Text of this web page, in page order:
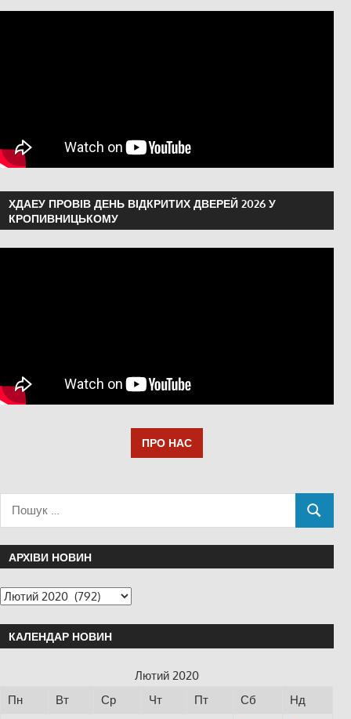
ХДАЕУ ПРОВІВ ДЕНЬ ВІДКРИТИХ ДВЕРЕЙ 2026 У
КРОПИВНИЦЬКОМУ
ПРО НАС
АРХІВИ НОВИН
КАЛЕНДАР НОВИН
Лютий 2020
Пн
Вт Ср Чт Пт Сб
Нд